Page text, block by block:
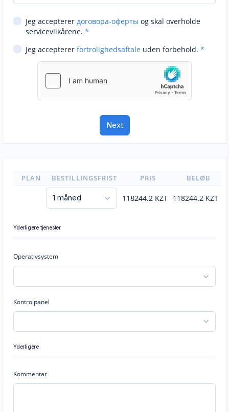
Jeg accepterer договора-оферты og skal overholde
servicevilkårene. *
Jeg accepterer fortrolighedsaftale uden forbehold. *
PLAN BESTILLINGSFRIST PRIS BELØB
118244.2 KZT 118244.2 KZT
Yderligere tjenester
Operativsystem
Kontrolpanel
Yderligere
Kommentar